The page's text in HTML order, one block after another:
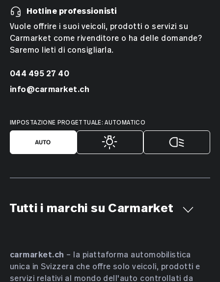
Hotline professionisti
Vuole offrire i suoi veicoli, prodotti o servizi su
Carmarket come rivenditore o ha delle domande?
Saremo lieti di consigliarla.
044 495 27 40
info@carmarket.ch
IMPOSTAZIONE PROGETTUALE: AUTOMATICO
Tutti i marchi su Carmarket
Aston Martin
Audi Bentley BMW
Bucher
Bugatti
BYD Cadillac Chevrolet
Chrysler
carmarket.ch – la piattaforma automobilistica
unica in Svizzera che offre solo veicoli, prodotti e
servizi relativi al mondo dell'auto controllati da